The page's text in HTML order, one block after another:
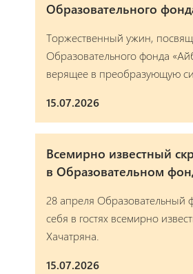
Образовательного
Торжественный ужин,
Образовательного фонда
верящее в преобразующую
15.07.2026
Всемирно известный
в Образовательном
28 апреля Образовательный
себя в гостях всемирно
Хачатряна.
15.07.2026